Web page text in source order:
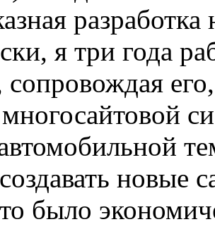
я три года
сопровождая
новые
было